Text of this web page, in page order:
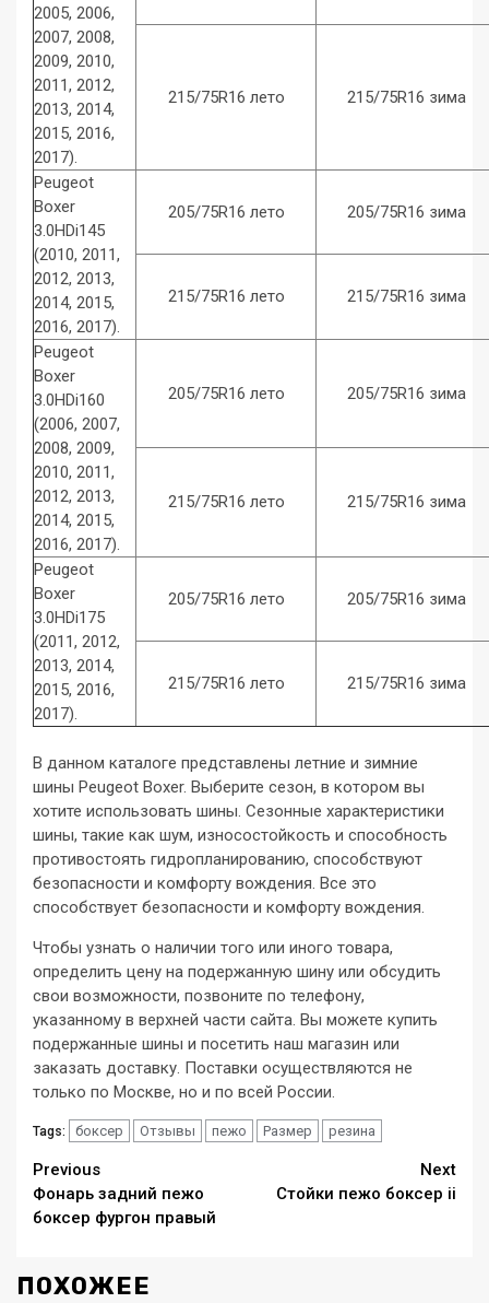
2005, 2006,
2007, 2008,
2009, 2010,
2011, 2012,
2013, 2014,
2015, 2016,
2017).
215/75R16 лето 215/75R16 зима
Peugeot
Boxer
3.0HDi145
(2010, 2011,
2012, 2013,
2014, 2015,
2016, 2017).
205/75R16 лето 205/75R16 зима
215/75R16 лето 215/75R16 зима
Peugeot
Boxer
3.0HDi160
(2006, 2007,
2008, 2009,
2010, 2011,
2012, 2013,
2014, 2015,
2016, 2017).
205/75R16 лето 205/75R16 зима
215/75R16 лето 215/75R16 зима
Peugeot
Boxer
3.0HDi175
(2011, 2012,
2013, 2014,
2015, 2016,
2017).
205/75R16 лето 205/75R16 зима
215/75R16 лето 215/75R16 зима
В данном каталоге представлены летние и зимние
шины Peugeot Boxer. Выберите сезон, в котором вы
хотите использовать шины. Сезонные характеристики
шины, такие как шум, износостойкость и способность
противостоять гидропланированию, способствуют
безопасности и комфорту вождения. Все это
способствует безопасности и комфорту вождения.
Чтобы узнать о наличии того или иного товара,
определить цену на подержанную шину или обсудить
свои возможности, позвоните по телефону,
указанному в верхней части сайта. Вы можете купить
подержанные шины и посетить наш магазин или
заказать доставку. Поставки осуществляются не
только по Москве, но и по всей России.
Tags: боксер Отзывы пежо Размер резина
Continue
Reading
Previous
Фонарь задний пежо
боксер фургон правый
Next
Стойки пежо боксер ii
ПОХОЖЕЕ